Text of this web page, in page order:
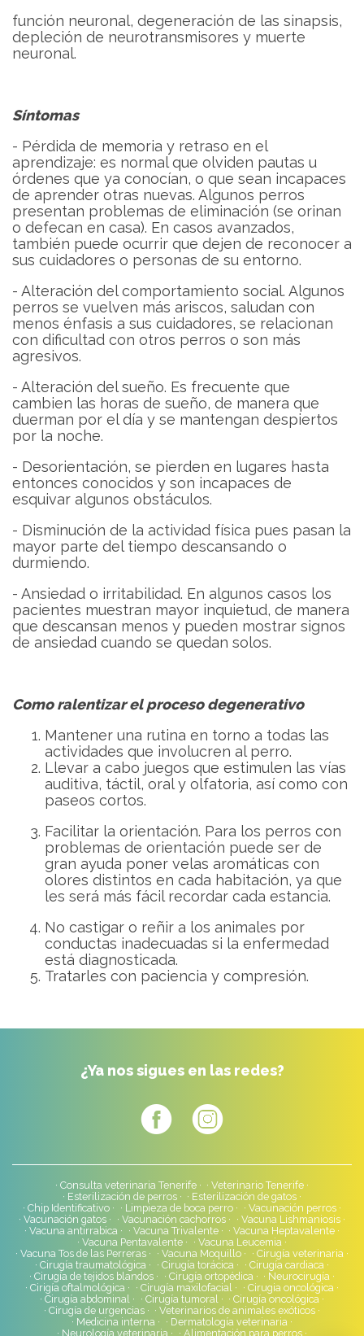
función neuronal, degeneración de las sinapsis,
depleción de neurotransmisores y muerte
neuronal.
Síntomas
- Pérdida de memoria y retraso en el
aprendizaje: es normal que olviden pautas u
órdenes que ya conocían, o que sean incapaces
de aprender otras nuevas. Algunos perros
presentan problemas de eliminación (se orinan
o defecan en casa). En casos avanzados,
también puede ocurrir que dejen de reconocer a
sus cuidadores o personas de su entorno.
- Alteración del comportamiento social. Algunos
perros se vuelven más ariscos, saludan con
menos énfasis a sus cuidadores, se relacionan
con dificultad con otros perros o son más
agresivos.
- Alteración del sueño. Es frecuente que
cambien las horas de sueño, de manera que
duerman por el día y se mantengan despiertos
por la noche.
- Desorientación, se pierden en lugares hasta
entonces conocidos y son incapaces de
esquivar algunos obstáculos.
- Disminución de la actividad física pues pasan la
mayor parte del tiempo descansando o
durmiendo.
- Ansiedad o irritabilidad. En algunos casos los
pacientes muestran mayor inquietud, de manera
que descansan menos y pueden mostrar signos
de ansiedad cuando se quedan solos.
Como ralentizar el proceso degenerativo
Mantener una rutina en torno a todas las
actividades que involucren al perro.
Llevar a cabo juegos que estimulen las vías
auditiva, táctil, oral y olfatoria, así como con
paseos cortos.
Facilitar la orientación. Para los perros con
problemas de orientación puede ser de
gran ayuda poner velas aromáticas con
olores distintos en cada habitación, ya que
les será más fácil recordar cada estancia.
No castigar o reñir a los animales por
conductas inadecuadas si la enfermedad
está diagnosticada.
Tratarles con paciencia y compresión.
¿Ya nos sigues en las redes?
Consulta veterinaria Tenerife
Veterinario Tenerife
Esterilización de perros
Esterilización de gatos
Chip Identificativo
Limpieza de boca perro
Vacunación perros
Vacunación gatos
Vacunación cachorros
Vacuna Lishmaniosis
Vacuna antirrabica
Vacuna Trivalente
Vacuna Heptavalente
Vacuna Pentavalente
Vacuna Leucemia
Vacuna Tos de las Perreras
Vacuna Moquillo
Cirugía veterinaria
Cirugía traumatológica
Cirugía torácica
Cirugía cardiaca
Cirugía de tejidos blandos
Cirugía ortopédica
Neurocirugía
Cirigía oftalmológica
Cirugía maxilofacial
Cirugia oncológica
Cirugía abdominal
Cirugía tumoral
Cirugía oncológica
Cirugía de urgencias
Veterinarios de animales exóticos
Medicina interna
Dermatología veterinaria
Neurología veterinaria
Alimentación para perros